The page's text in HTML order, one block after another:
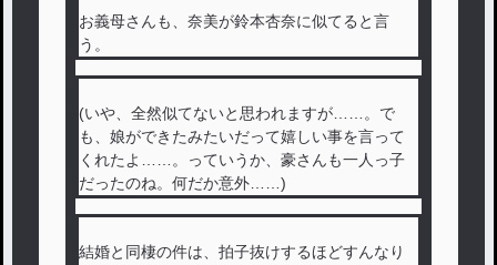
お義母さんも、奈美が鈴本杏奈に似てると言
う。
(いや、全然似てないと思われますが……。で
も、娘ができたみたいだって嬉しい事を言って
くれたよ……。っていうか、豪さんも一人っ子
だったのね。何だか意外……)
結婚と同棲の件は、拍子抜けするほどすんなり